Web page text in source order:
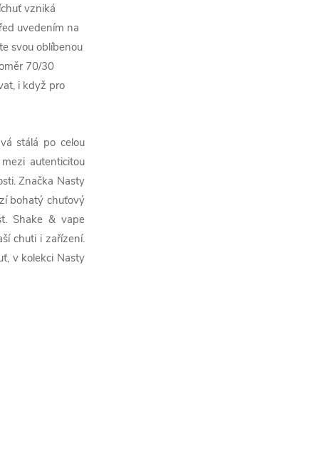
vzniká
uvedením na
svou oblíbenou
70/30
i když pro
stálá po celou
autenticitou
Značka Nasty
bohatý chuťový
Shake & vape
chuti i zařízení.
v kolekci Nasty